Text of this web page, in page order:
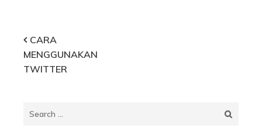
Post
navigation
CARA
MENGGUNAKAN
TWITTER
Search